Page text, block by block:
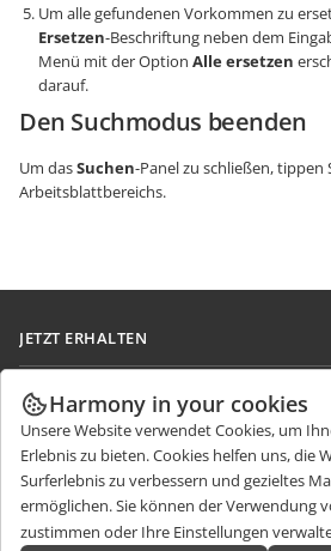
Um alle gefundenen Vorkommen zu
Ersetzen-Beschriftung neben dem
Menü mit der Option Alle ersetzen
darauf.
Den Suchmodus beenden
Um dasSuchen-Panel zu schließen, tippen
Arbeitsblattbereichs.
JETZT ERHALTEN
Docs
DocSpace
Workspace
Integrations-Apps
Desktop-Apps
ZUSAMMENARBEITEN
Für Mitwirkende
Für Übersetzer
Für Influencer
NACHRICHTEN ERHALTEN
Blog
HILFE ERHALTEN
Harmony in your cookies
Unsere Website verwendet Cookies, um
Erlebnis zu bieten. Cookies helfen uns, die
Surferlebnis zu verbessern und gezieltes
ermöglichen. Sie können der Verwendung
zustimmen oder Ihre Einstellungen